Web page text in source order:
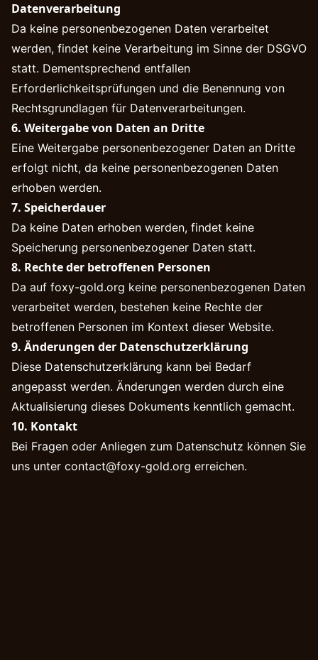
Datenverarbeitung
Da keine personenbezogenen Daten verarbeitet
werden, findet keine Verarbeitung im Sinne der DSGVO
statt. Dementsprechend entfallen
Erforderlichkeitsprüfungen und die Benennung von
Rechtsgrundlagen für Datenverarbeitungen.
6. Weitergabe von Daten an Dritte
Eine Weitergabe personenbezogener Daten an Dritte
erfolgt nicht, da keine personenbezogenen Daten
erhoben werden.
7. Speicherdauer
Da keine Daten erhoben werden, findet keine
Speicherung personenbezogener Daten statt.
8. Rechte der betroffenen Personen
Da auf foxy-gold.org keine personenbezogenen Daten
verarbeitet werden, bestehen keine Rechte der
betroffenen Personen im Kontext dieser Website.
9. Änderungen der Datenschutzerklärung
Diese Datenschutzerklärung kann bei Bedarf
angepasst werden. Änderungen werden durch eine
Aktualisierung dieses Dokuments kenntlich gemacht.
10. Kontakt
Bei Fragen oder Anliegen zum Datenschutz können Sie
uns unter contact@foxy-gold.org erreichen.